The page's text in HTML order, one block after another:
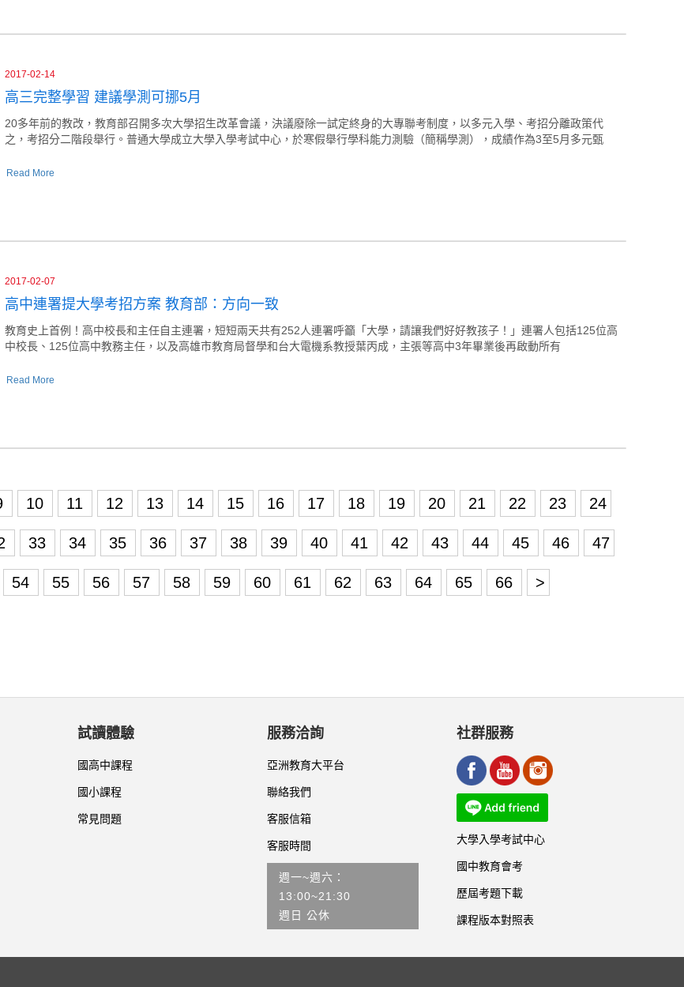
2017-02-14
高三完整學習 建議學測可挪5月
20多年前的教改，教育部召開多次大學招生改革會議，決議廢除一試定終身的大專聯考制度，以多元入學、考招分離政策代
之，考招分二階段舉行。普通大學成立大學入學考試中心，於寒假舉行學科能力測驗（簡稱學測），成績作為3至5月多元甄
Read More
2017-02-07
高中連署提大學考招方案 教育部：方向一致
教育史上首例！高中校長和主任自主連署，短短兩天共有252人連署呼籲「大學，請讓我們好好教孩子！」連署人包括125位高
中校長、125位高中教務主任，以及高雄市教育局督學和台大電機系教授葉丙成，主張等高中3年畢業後再啟動所有
Read More
10 11 12 13 14 15 16 17 18 19 20 21 22 23 24
33 34 35 36 37 38 39 40 41 42 43 44 45 46 47
54 55 56 57 58 59 60 61 62 63 64 65 66 >
試讀體驗
國高中課程
國小課程
常見問題
服務洽詢
亞洲教育大平台
聯絡我們
客服信箱
客服時間
週一~週六：
13:00~21:30
週日 公休
社群服務
大學入學考試中心
國中教育會考
歷屆考題下載
課程版本對照表